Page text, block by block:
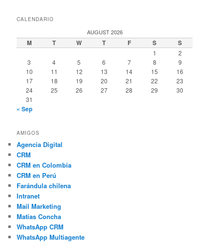
CALENDARIO
AUGUST 2026
M T W T F S S
1
2
3
4 5 6 7 8
9
10
11 12 13 14 15
16
17
18 19 20 21 22
23
24
25 26 27 28 29
30
31
« Sep
AMIGOS
Agencia Digital
CRM
CRM en Colombia
CRM en Perú
Farándula chilena
Intranet
Mail Marketing
Matias Concha
WhatsApp CRM
WhatsApp Multiagente